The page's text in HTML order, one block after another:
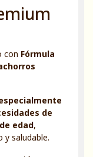
con Fórmula
de
edad,
y saludable.